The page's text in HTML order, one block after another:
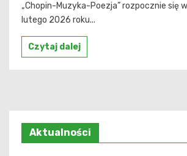
„Chopin-Muzyka-Poezja” rozpocznie się
lutego 2026 roku...
Czytaj dalej
Aktualności